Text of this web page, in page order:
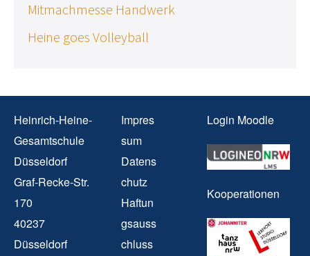
Mitmachmesse Handwerk
Heine goes Volleyball
Heinrich-Heine-
Gesamtschule
Düsseldorf
Graf-Recke-Str.
170
40237
Düsseldorf
Impres
sum
Datens
chutz
Haftun
gsauss
chluss
Login Moodle
Kooperationen